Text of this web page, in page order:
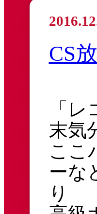
CS
「
末気
ここ
ーな
り